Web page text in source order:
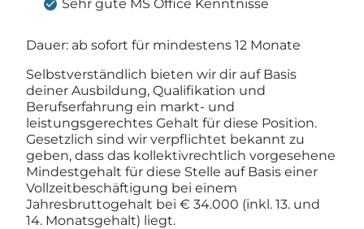
Sehr gute MS Office Kenntnisse
Dauer: ab sofort für mindestens 12 Monate
Selbstverständlich bieten wir dir auf Basis
deiner Ausbildung, Qualifikation und
Berufserfahrung ein markt- und
leistungsgerechtes Gehalt für diese Position.
Gesetzlich sind wir verpflichtet bekannt zu
geben, dass das kollektivrechtlich vorgesehene
Mindestgehalt für diese Stelle auf Basis einer
Vollzeitbeschäftigung bei einem
Jahresbruttogehalt bei € 34.000 (inkl. 13. und
14. Monatsgehalt) liegt.